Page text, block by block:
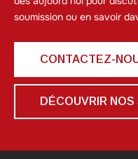
soumission ou en savoir
CONTACTEZ-
DÉCOUVRIR